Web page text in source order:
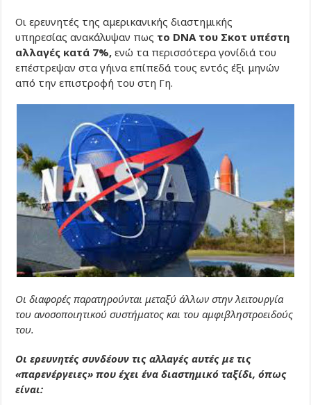
Οι ερευνητές της αμερικανικής διαστημικής
υπηρεσίας ανακάλυψαν πως το DNA του Σκοτ υπέστη
αλλαγές κατά 7%, ενώ τα περισσότερα γονίδιά του
επέστρεψαν στα γήινα επίπεδά τους εντός έξι μηνών
από την επιστροφή του στη Γη.
Οι διαφορές παρατηρούνται μεταξύ άλλων στην λειτουργία
του ανοσοποιητικού συστήματος και του αμφιβληστροειδούς
του.
Οι ερευνητές συνδέουν τις αλλαγές αυτές με τις
«παρενέργειες» που έχει ένα διαστημικό ταξίδι, όπως
είναι: